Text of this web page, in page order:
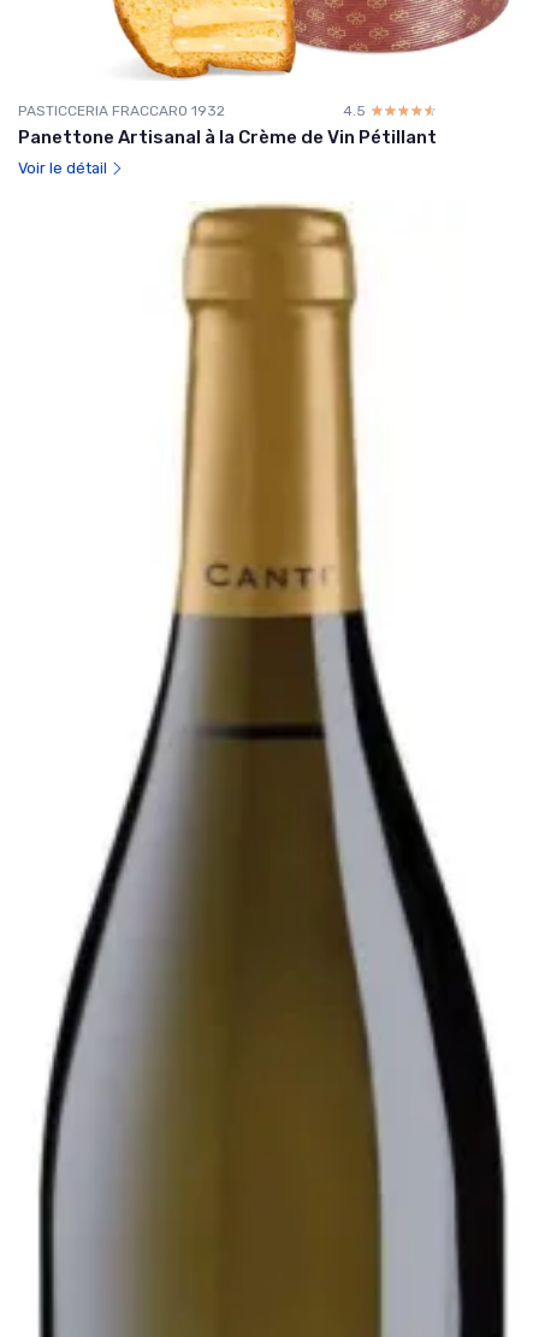
PASTICCERIA FRACCARO 1932 4.5 ☆☆☆☆☆
★★★★★
Panettone Artisanal à la Crème de Vin Pétillant
Voir le détail